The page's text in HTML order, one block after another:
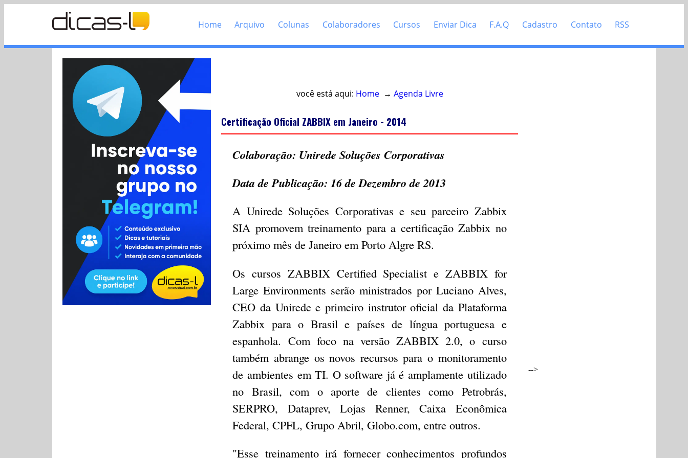
Home Arquivo Colunas Colaboradores Cursos Enviar Dica F.A.Q Cadastro Contato RSS
você está aqui: Home→ Agenda Livre
Certificação Oficial ZABBIX em Janeiro - 2014
Colaboração: Unirede Soluções Corporativas
Data de Publicação: 16 de Dezembro de 2013
A Unirede Soluções Corporativas e seu parceiro Zabbix
SIA promovem treinamento para a certificação Zabbix no
próximo mês de Janeiro em Porto Algre RS.
Os cursos ZABBIX Certified Specialist e ZABBIX for
Large Environments serão ministrados por Luciano Alves,
CEO da Unirede e primeiro instrutor oficial da Plataforma
Zabbix para o Brasil e países de língua portuguesa e
espanhola. Com foco na versão ZABBIX 2.0, o curso
também abrange os novos recursos para o monitoramento
de ambientes em TI. O software já é amplamente utilizado
no Brasil, com o aporte de clientes como Petrobrás,
SERPRO, Dataprev, Lojas Renner, Caixa Econômica
Federal, CPFL, Grupo Abril, Globo.com, entre outros.
"Esse treinamento irá fornecer conhecimentos profundos
-->